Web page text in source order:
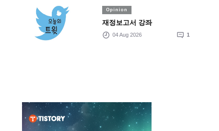
Opinion
재정보고서 강좌
04 Aug 2026 1